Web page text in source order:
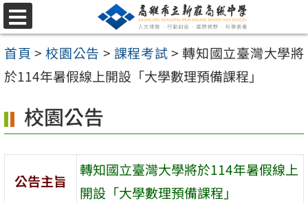
跳
至
主
要
容
區
選
單
首頁 > 校園公告 > 課程考試> 轉知國立臺灣大學將
於114年暑假線上開設「大學數理預備課程」
校園公告
公告主旨
轉知國立臺灣大學將於114年暑假線上
開設「大學數理預備課程」